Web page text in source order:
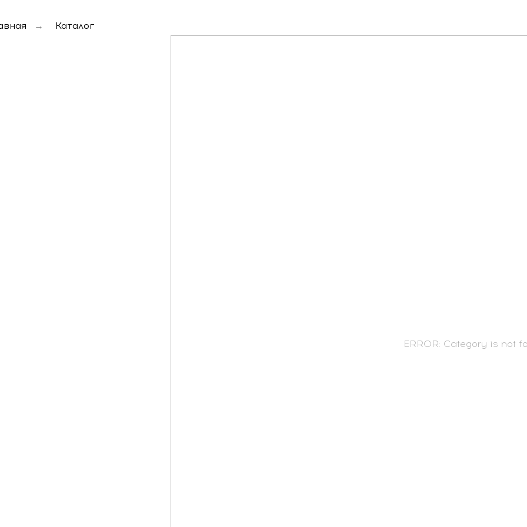
Каталог
→
ERROR: Category is not